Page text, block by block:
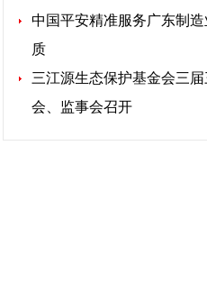
中国平安精准服务广东制
质
三江源生态保护基金会三
会、监事会召开